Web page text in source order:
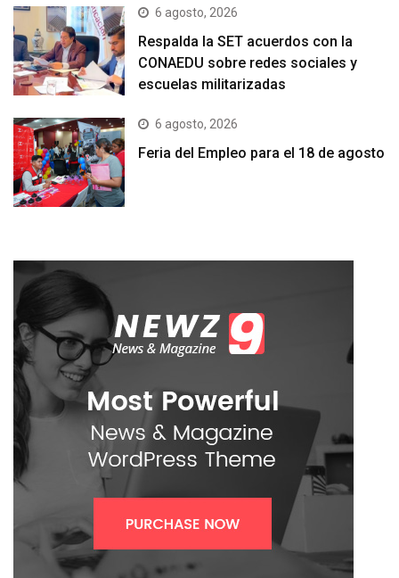
6 agosto, 2026
Respalda la SET acuerdos con la
CONAEDU sobre redes sociales y
escuelas militarizadas
6 agosto, 2026
Feria del Empleo para el 18 de agosto